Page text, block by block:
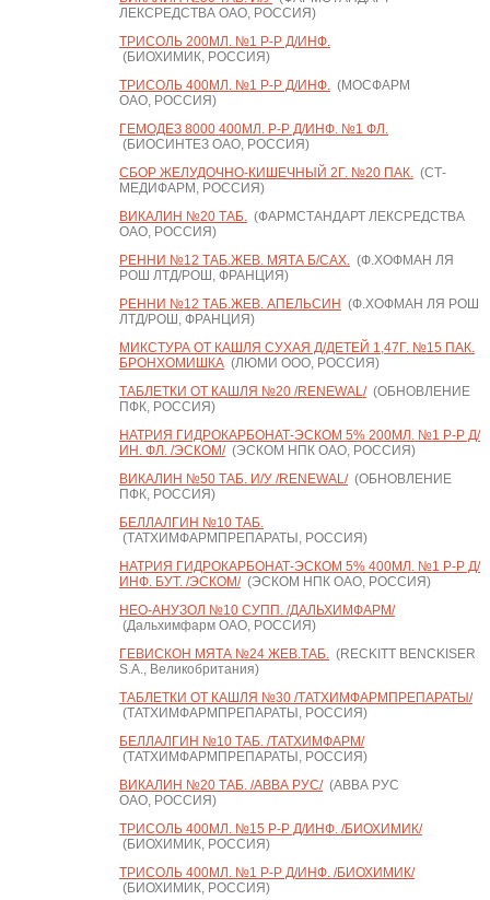
ЛЕКСРЕДСТВА ОАО, РОССИЯ)
ТРИСОЛЬ 200МЛ. №1 Р-Р Д/ИНФ.
(БИОХИМИК, РОССИЯ)
ТРИСОЛЬ 400МЛ. №1 Р-Р Д/ИНФ.(МОСФАРМ
ОАО, РОССИЯ)
ГЕМОДЕЗ 8000 400МЛ. Р-Р Д/ИНФ. №1 ФЛ.
(БИОСИНТЕЗ ОАО, РОССИЯ)
СБОР ЖЕЛУДОЧНО-КИШЕЧНЫЙ 2Г. №20 ПАК.(СТ-
МЕДИФАРМ, РОССИЯ)
ВИКАЛИН №20 ТАБ.(ФАРМСТАНДАРТ ЛЕКСРЕДСТВА
ОАО, РОССИЯ)
РЕННИ №12 ТАБ.ЖЕВ. МЯТА Б/САХ.(Ф.ХОФМАН ЛЯ
РОШ ЛТД/РОШ, ФРАНЦИЯ)
РЕННИ №12 ТАБ.ЖЕВ. АПЕЛЬСИН (Ф.ХОФМАН ЛЯ РОШ
ЛТД/РОШ, ФРАНЦИЯ)
МИКСТУРА ОТ КАШЛЯ СУХАЯ Д/ДЕТЕЙ 1,47Г. №15 ПАК.
БРОНХОМИШКА(ЛЮМИ ООО, РОССИЯ)
ТАБЛЕТКИ ОТ КАШЛЯ №20 /RENEWAL/(ОБНОВЛЕНИЕ
ПФК, РОССИЯ)
НАТРИЯ ГИДРОКАРБОНАТ-ЭСКОМ 5% 200МЛ. №1 Р-Р Д/
ИН. ФЛ. /ЭСКОМ/(ЭСКОМ НПК ОАО, РОССИЯ)
ВИКАЛИН №50 ТАБ. И/У /RENEWAL/(ОБНОВЛЕНИЕ
ПФК, РОССИЯ)
БЕЛЛАЛГИН №10 ТАБ.
(ТАТХИМФАРМПРЕПАРАТЫ, РОССИЯ)
НАТРИЯ ГИДРОКАРБОНАТ-ЭСКОМ 5% 400МЛ. №1 Р-Р Д/
ИНФ. БУТ. /ЭСКОМ/(ЭСКОМ НПК ОАО, РОССИЯ)
НЕО-АНУЗОЛ №10 СУПП. /ДАЛЬХИМФАРМ/
(Дальхимфарм ОАО, РОССИЯ)
ГЕВИСКОН МЯТА №24 ЖЕВ.ТАБ.(RECKITT BENCKISER
S.A., Великобритания)
ТАБЛЕТКИ ОТ КАШЛЯ №30 /ТАТХИМФАРМПРЕПАРАТЫ/
(ТАТХИМФАРМПРЕПАРАТЫ, РОССИЯ)
БЕЛЛАЛГИН №10 ТАБ. /ТАТХИМФАРМ/
(ТАТХИМФАРМПРЕПАРАТЫ, РОССИЯ)
ВИКАЛИН №20 ТАБ. /АВВА РУС/(АВВА РУС
ОАО, РОССИЯ)
ТРИСОЛЬ 400МЛ. №15 Р-Р Д/ИНФ. /БИОХИМИК/
(БИОХИМИК, РОССИЯ)
ТРИСОЛЬ 400МЛ. №1 Р-Р Д/ИНФ. /БИОХИМИК/
(БИОХИМИК, РОССИЯ)